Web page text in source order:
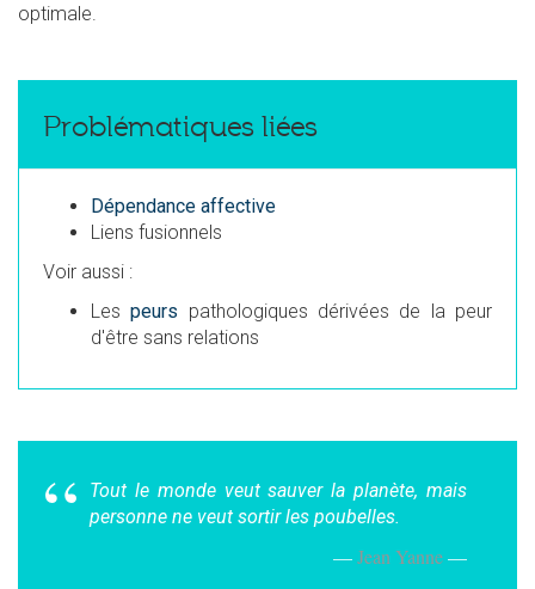
optimale.
Problématiques liées
Dépendance affective
Liens fusionnels
Voir aussi :
Lespeurs pathologiques dérivées de la peur
d'être sans relations
Tout le monde veut sauver la planète, mais
personne ne veut sortir les poubelles.
Jean Yanne